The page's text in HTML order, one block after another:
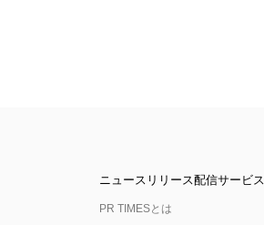
ニュースリリース配信サービス
PR TIMESとは